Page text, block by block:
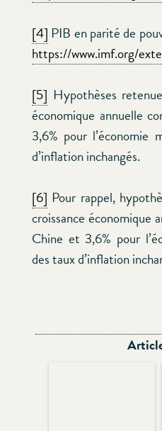
[4] PIB en parité de
https://www.imf.org/
[5] Hypothèses
économique annuelle
3,6% pour l’économie
d’inflation inchangés.
[6] Pour rappel,
croissance économique
Chine et 3,6% pour
des taux d’inflation